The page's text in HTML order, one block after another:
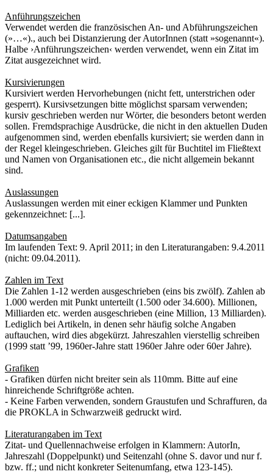
Anführungszeichen
Verwendet werden die französischen An- und Abführungszeichen
(»…«)., auch bei Distanzierung der AutorInnen (statt »sogenannt«).
Halbe ›Anführungszeichen‹ werden verwendet, wenn ein Zitat im
Zitat ausgezeichnet wird.
Kursivierungen
Kursiviert werden Hervorhebungen (nicht fett, unterstrichen oder
gesperrt). Kursivsetzungen bitte möglichst sparsam verwenden;
kursiv geschrieben werden nur Wörter, die besonders betont werden
sollen. Fremdsprachige Ausdrücke, die nicht in den aktuellen Duden
aufgenommen sind, werden ebenfalls kursiviert; sie werden dann in
der Regel kleingeschrieben. Gleiches gilt für Buchtitel im Fließtext
und Namen von Organisationen etc., die nicht allgemein bekannt
sind.
Auslassungen
Auslassungen werden mit einer eckigen Klammer und Punkten
gekennzeichnet: [...].
Datumsangaben
Im laufenden Text: 9. April 2011; in den Literaturangaben: 9.4.2011
(nicht: 09.04.2011).
Zahlen im Text
Die Zahlen 1-12 werden ausgeschrieben (eins bis zwölf). Zahlen ab
1.000 werden mit Punkt unterteilt (1.500 oder 34.600). Millionen,
Milliarden etc. werden ausgeschrieben (eine Million, 13 Milliarden).
Lediglich bei Artikeln, in denen sehr häufig solche Angaben
auftauchen, wird dies abgekürzt. Jahreszahlen vierstellig schreiben
(1999 statt ’99, 1960er-Jahre statt 1960er Jahre oder 60er Jahre).
Grafiken
- Grafiken dürfen nicht breiter sein als 110mm. Bitte auf eine
hinreichende Schriftgröße achten.
- Keine Farben verwenden, sondern Graustufen und Schraffuren, da
die PROKLA in Schwarzweiß gedruckt wird.
Literaturangaben im Text
Zitat- und Quellennachweise erfolgen in Klammern: AutorIn,
Jahreszahl (Doppelpunkt) und Seitenzahl (ohne S. davor und nur f.
bzw. ff.; und nicht konkreter Seitenumfang, etwa 123-145).